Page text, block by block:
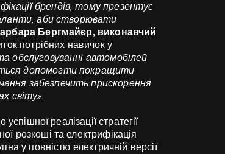
брендів, тому презентує
аби створювати
Бергмайєр, виконавчий
потрібних навичок у
обслуговуванні автомобілей
допомогти покращити
забезпечить прискорення
світу».
реалізації стратегії
розкоші та електрифікація
у повністю електричній версії